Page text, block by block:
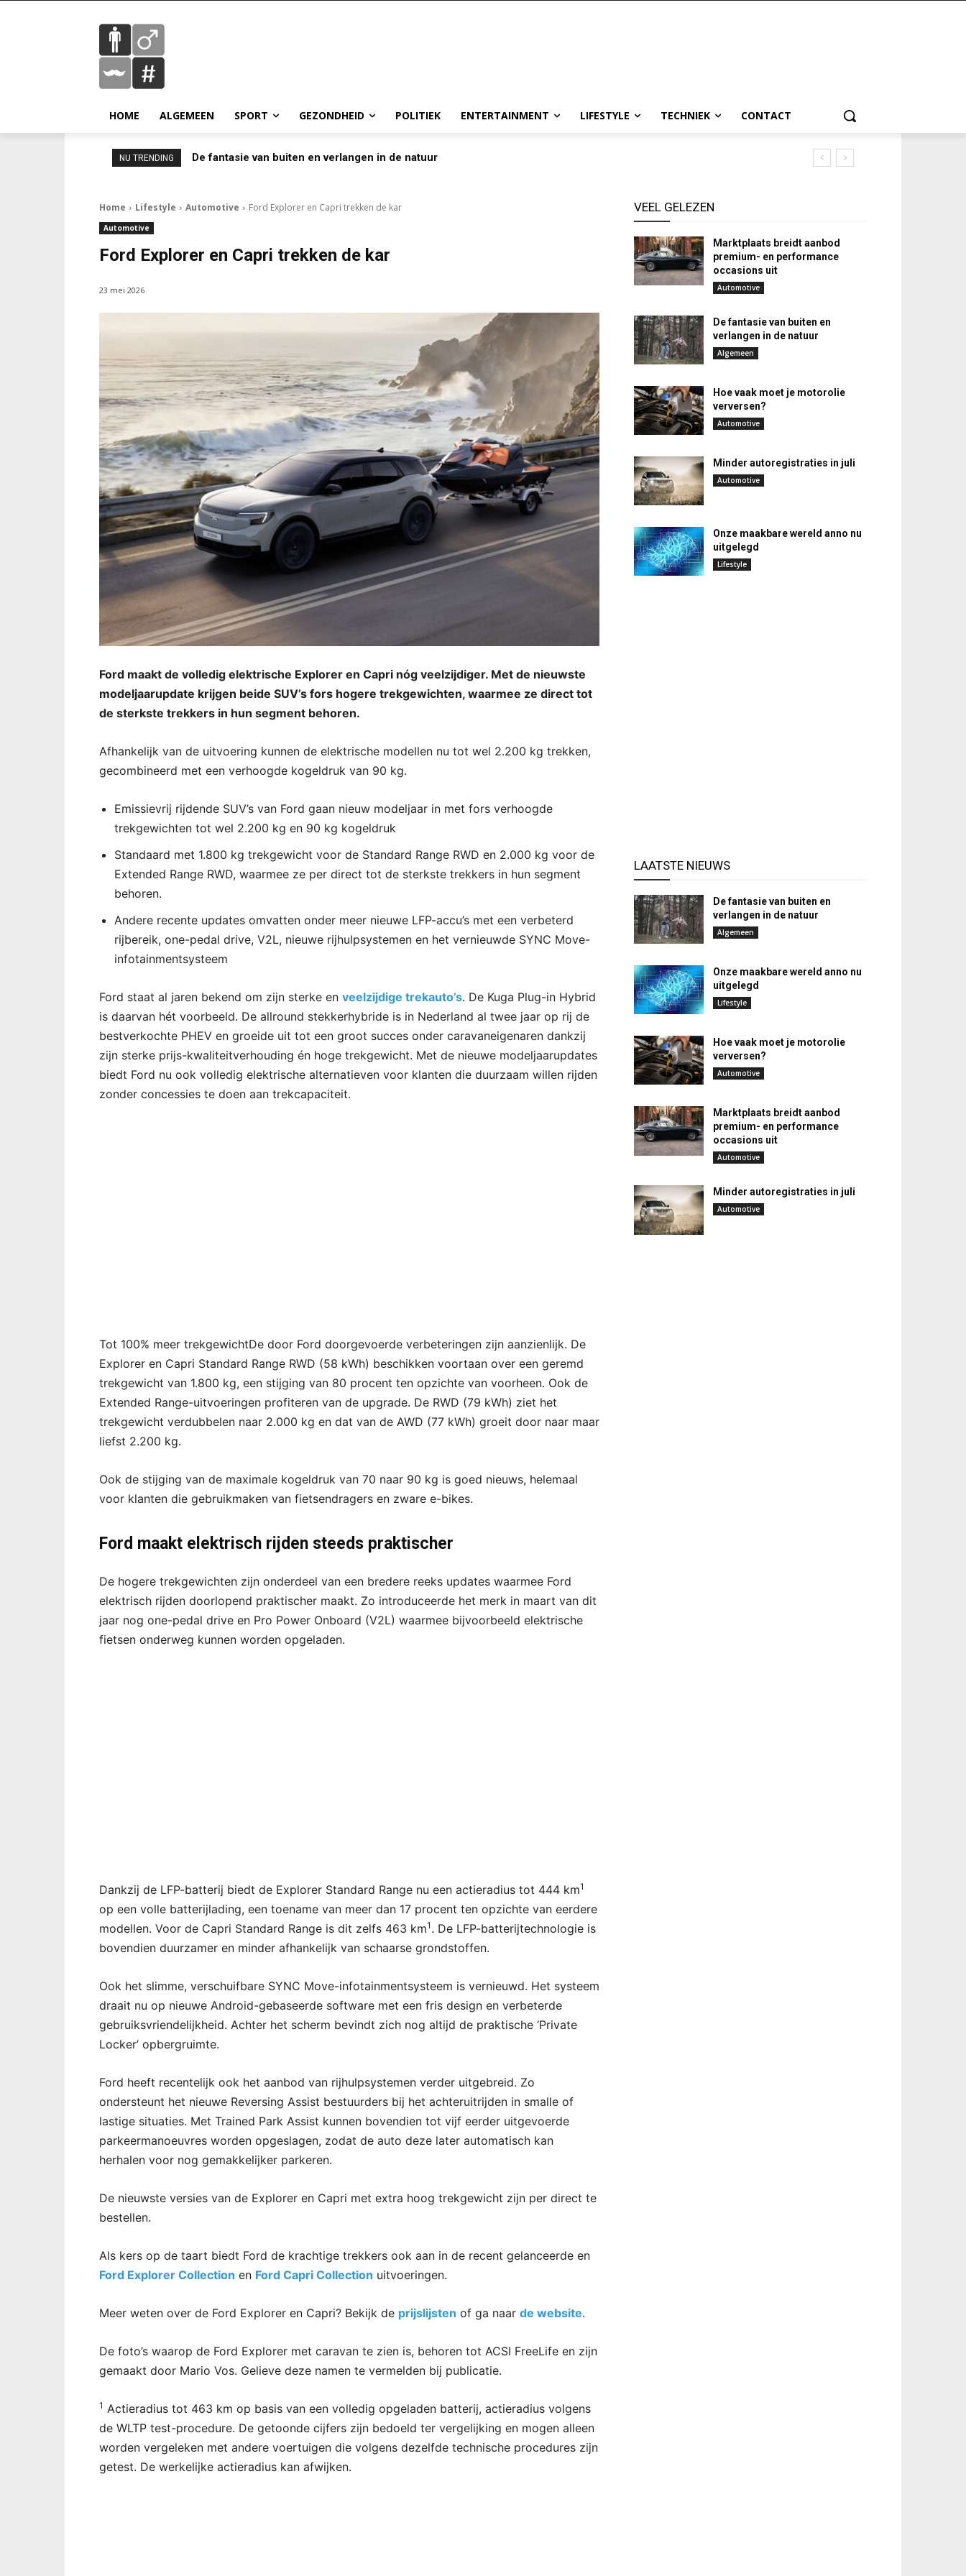
HOME ALGEMEEN SPORT GEZONDHEID POLITIEK ENTERTAINMENT LIFESTYLE TECHNIEK CONTACT
NU TRENDING De fantasie van buiten en verlangen in de natuur
Home Lifestyle Automotive Ford Explorer en Capri trekken de kar
Automotive
Ford Explorer en Capri trekken de kar
23 mei 2026
Ford maakt de volledig elektrische Explorer en Capri nóg veelzijdiger. Met de nieuwste
modeljaarupdate krijgen beide SUV’s fors hogere trekgewichten, waarmee ze direct tot
de sterkste trekkers in hun segment behoren.
Afhankelijk van de uitvoering kunnen de elektrische modellen nu tot wel 2.200 kg trekken,
gecombineerd met een verhoogde kogeldruk van 90 kg.
Emissievrij rijdende SUV’s van Ford gaan nieuw modeljaar in met fors verhoogde
trekgewichten tot wel 2.200 kg en 90 kg kogeldruk
Standaard met 1.800 kg trekgewicht voor de Standard Range RWD en 2.000 kg voor de
Extended Range RWD, waarmee ze per direct tot de sterkste trekkers in hun segment
behoren.
Andere recente updates omvatten onder meer nieuwe LFP-accu’s met een verbeterd
rijbereik, one-pedal drive, V2L, nieuwe rijhulpsystemen en het vernieuwde SYNC Move-
infotainmentsysteem
Ford staat al jaren bekend om zijn sterke en veelzijdige trekauto’s. De Kuga Plug-in Hybrid
is daarvan hét voorbeeld. De allround stekkerhybride is in Nederland al twee jaar op rij de
bestverkochte PHEV en groeide uit tot een groot succes onder caravaneigenaren dankzij
zijn sterke prijs-kwaliteitverhouding én hoge trekgewicht. Met de nieuwe modeljaarupdates
biedt Ford nu ook volledig elektrische alternatieven voor klanten die duurzaam willen rijden
zonder concessies te doen aan trekcapaciteit.
Tot 100% meer trekgewichtDe door Ford doorgevoerde verbeteringen zijn aanzienlijk. De
Explorer en Capri Standard Range RWD (58 kWh) beschikken voortaan over een geremd
trekgewicht van 1.800 kg, een stijging van 80 procent ten opzichte van voorheen. Ook de
Extended Range-uitvoeringen profiteren van de upgrade. De RWD (79 kWh) ziet het
trekgewicht verdubbelen naar 2.000 kg en dat van de AWD (77 kWh) groeit door naar maar
liefst 2.200 kg.
Ook de stijging van de maximale kogeldruk van 70 naar 90 kg is goed nieuws, helemaal
voor klanten die gebruikmaken van fietsendragers en zware e-bikes.
Ford maakt elektrisch rijden steeds praktischer
De hogere trekgewichten zijn onderdeel van een bredere reeks updates waarmee Ford
elektrisch rijden doorlopend praktischer maakt. Zo introduceerde het merk in maart van dit
jaar nog one-pedal drive en Pro Power Onboard (V2L) waarmee bijvoorbeeld elektrische
fietsen onderweg kunnen worden opgeladen.
Dankzij de LFP-batterij biedt de Explorer Standard Range nu een actieradius tot 444 km1
op een volle batterijlading, een toename van meer dan 17 procent ten opzichte van eerdere
modellen. Voor de Capri Standard Range is dit zelfs 463 km1 . De LFP-batterijtechnologie is
bovendien duurzamer en minder afhankelijk van schaarse grondstoffen.
Ook het slimme, verschuifbare SYNC Move-infotainmentsysteem is vernieuwd. Het systeem
draait nu op nieuwe Android-gebaseerde software met een fris design en verbeterde
gebruiksvriendelijkheid. Achter het scherm bevindt zich nog altijd de praktische ‘Private
Locker’ opbergruimte.
Ford heeft recentelijk ook het aanbod van rijhulpsystemen verder uitgebreid. Zo
ondersteunt het nieuwe Reversing Assist bestuurders bij het achteruitrijden in smalle of
lastige situaties. Met Trained Park Assist kunnen bovendien tot vijf eerder uitgevoerde
parkeermanoeuvres worden opgeslagen, zodat de auto deze later automatisch kan
herhalen voor nog gemakkelijker parkeren.
De nieuwste versies van de Explorer en Capri met extra hoog trekgewicht zijn per direct te
bestellen.
Als kers op de taart biedt Ford de krachtige trekkers ook aan in de recent gelanceerde en
Ford Explorer Collection en Ford Capri Collection uitvoeringen.
Meer weten over de Ford Explorer en Capri? Bekijk de prijslijsten of ga naar de website.
De foto’s waarop de Ford Explorer met caravan te zien is, behoren tot ACSI FreeLife en zijn
gemaakt door Mario Vos. Gelieve deze namen te vermelden bij publicatie.
1 Actieradius tot 463 km op basis van een volledig opgeladen batterij, actieradius volgens
de WLTP test-procedure. De getoonde cijfers zijn bedoeld ter vergelijking en mogen alleen
worden vergeleken met andere voertuigen die volgens dezelfde technische procedures zijn
getest. De werkelijke actieradius kan afwijken.
VEEL GELEZEN
Marktplaats breidt aanbod
premium- en performance
occasions uit
Automotive
De fantasie van buiten en
verlangen in de natuur
Algemeen
Hoe vaak moet je motorolie
verversen?
Automotive
Minder autoregistraties in juli
Automotive
Onze maakbare wereld anno nu
uitgelegd
Lifestyle
LAATSTE NIEUWS
De fantasie van buiten en
verlangen in de natuur
Algemeen
Onze maakbare wereld anno nu
uitgelegd
Lifestyle
Hoe vaak moet je motorolie
verversen?
Automotive
Marktplaats breidt aanbod
premium- en performance
occasions uit
Automotive
Minder autoregistraties in juli
Automotive